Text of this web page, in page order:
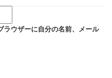
ラウザーに自分の名前、メール